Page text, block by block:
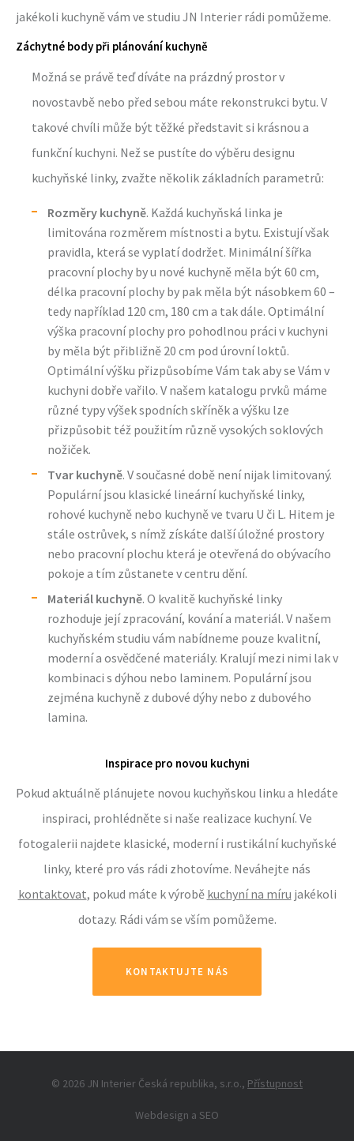
jakékoli kuchyně vám ve studiu JN Interier rádi pomůžeme.
Záchytné body při plánování kuchyně
Možná se právě teď díváte na prázdný prostor v
novostavbě nebo před sebou máte rekonstrukci bytu. V
takové chvíli může být těžké představit si krásnou a
funkční kuchyni. Než se pustíte do výběru designu
kuchyňské linky, zvažte několik základních parametrů:
Rozměry kuchyně. Každá kuchyňská linka je
limitována rozměrem místnosti a bytu. Existují však
pravidla, která se vyplatí dodržet. Minimální šířka
pracovní plochy by u nové kuchyně měla být 60 cm,
délka pracovní plochy by pak měla být násobkem 60 –
tedy například 120 cm, 180 cm a tak dále. Optimální
výška pracovní plochy pro pohodlnou práci v kuchyni
by měla být přibližně 20 cm pod úrovní loktů.
Optimální výšku přizpůsobíme Vám tak aby se Vám v
kuchyni dobře vařilo. V našem katalogu prvků máme
různé typy výšek spodních skříněk a výšku lze
přizpůsobit též použitím různě vysokých soklových
nožiček.
Tvar kuchyně. V současné době není nijak limitovaný.
Populární jsou klasické lineární kuchyňské linky,
rohové kuchyně nebo kuchyně ve tvaru U či L. Hitem je
stále ostrůvek, s nímž získáte další úložné prostory
nebo pracovní plochu která je otevřená do obývacího
pokoje a tím zůstanete v centru dění.
Materiál kuchyně. O kvalitě kuchyňské linky
rozhoduje její zpracování, kování a materiál. V našem
kuchyňském studiu vám nabídneme pouze kvalitní,
moderní a osvědčené materiály. Kralují mezi nimi lak v
kombinaci s dýhou nebo laminem. Populární jsou
zejména kuchyně z dubové dýhy nebo z dubového
lamina.
Inspirace pro novou kuchyni
Pokud aktuálně plánujete novou kuchyňskou linku a hledáte
inspiraci, prohlédněte si naše realizace kuchyní. Ve
fotogalerii najdete klasické, moderní i rustikální kuchyňské
linky, které pro vás rádi zhotovíme. Neváhejte nás
kontaktovat, pokud máte k výrobě kuchyní na míru jakékoli
dotazy. Rádi vám se vším pomůžeme.
KONTAKTUJTE NÁS
© 2026 JN Interier Česká republika, s.r.o., Přístupnost
Webdesign a SEO